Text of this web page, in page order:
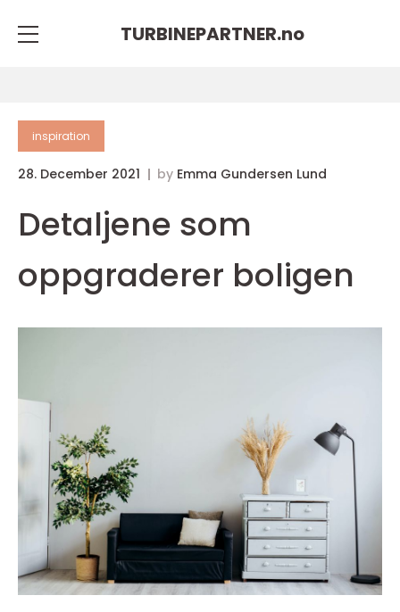
TURBINEPARTNER.no
inspiration
28. December 2021 by Emma Gundersen Lund
Detaljene som
oppgraderer boligen